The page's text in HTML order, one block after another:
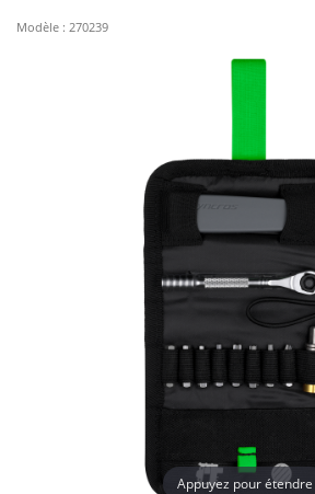
Modèle : 270239
Appuyez pour étendre